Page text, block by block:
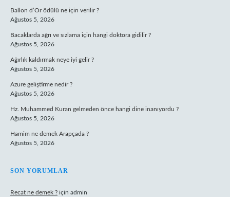
Ballon d’Or ödülü ne için verilir ?
Ağustos 5, 2026
Bacaklarda ağrı ve sızlama için hangi doktora gidilir ?
Ağustos 5, 2026
Ağırlık kaldırmak neye iyi gelir ?
Ağustos 5, 2026
Azure geliştirme nedir ?
Ağustos 5, 2026
Hz. Muhammed Kuran gelmeden önce hangi dine inanıyordu ?
Ağustos 5, 2026
Hamim ne demek Arapçada ?
Ağustos 5, 2026
SON YORUMLAR
Recat ne demek ? için admin